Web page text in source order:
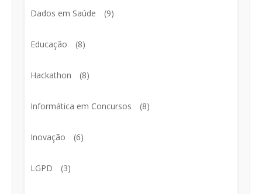
Dados em Saúde (9)
Educação (8)
Hackathon (8)
Informática em Concursos (8)
Inovação (6)
LGPD (3)